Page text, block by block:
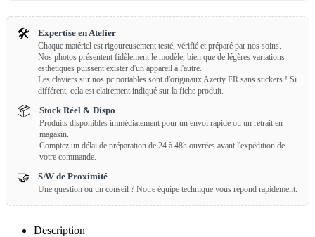
🛠️ Expertise en Atelier
Chaque matériel est rigoureusement testé, vérifié et préparé par nos soins.
Nos photos présentent fidèlement le modèle, bien que de légères variations
esthétiques puissent exister d'un appareil à l'autre.
Les claviers sur nos pc portables sont d'originaux Azerty FR sans stickers ! Si
différent, cela est clairement indiqué sur la fiche produit.
📦 Stock Réel & Dispo
Produits disponibles immédiatement pour un envoi rapide ou un retrait en
magasin.
Comptez un délai de préparation de 24 à 48h ouvrées avant l'expédition de
votre commande.
🤝 SAV de Proximité
Une question ou un conseil ? Notre équipe technique vous répond rapidement.
Description